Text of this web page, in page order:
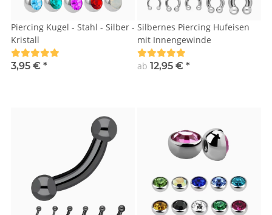
Piercing Kugel - Stahl - Silber -
Kristall
3,95 € *
Silbernes Piercing Hufeisen
mit Innengewinde
ab 12,95 € *